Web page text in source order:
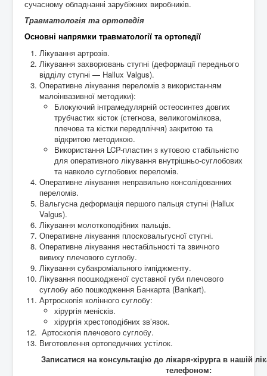
сучасному обладнанні зарубіжних виробників.
Травматологія та ортопедія
Основні напрямки травматології та ортопедії
Лікування артрозів.
Лікування захворювань ступні (деформації переднього
відділу ступні — Hallux Valgus).
Оперативне лікування переломів з використанням
малоінвазивної методики):
Блокуючий інтрамедулярній остеосинтез довгих
трубчастих кісток (стегнова, великогомілкова,
плечова та кістки передпліччя) закритою та
відкритою методикою.
Використання LCP-пластин з кутовою стабільністю
для оперативного лікування внутрішньо-суглобових
та навколо суглобових переломів.
Оперативне лікування неправильно консолідованних
переломів.
Вальгусна деформація першого пальця ступні (Hallux
Valgus).
Лікування молоткоподібних пальців.
Оперативне лікування плосковальгусної ступні.
Оперативне лікування нестабільності та звичного
вивиху плечового суглобу.
Лікування субакроміального імпіджменту.
Лікування поошкодженої суставної губи плечового
суглобу або пошкодження Банкарта (Bankart).
Артроскопія колінного суглобу:
хірургія менісків.
хірургія хрестоподібних зв’язок.
Артоскопія плечового суглобу.
Виготовлення ортопедичних устілок.
Записатися на консультацію до лікаря-хірурга в нашій
телефоном: